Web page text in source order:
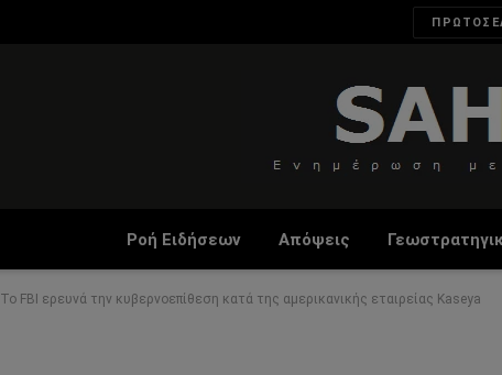
Ροή Ειδήσεων Απόψεις
Το FBI ερευνά την κυβερνοεπίθεση κατά της αμερικανικής εταιρείας Kaseya